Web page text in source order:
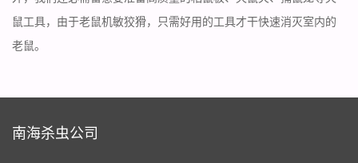
鼠工具，由于老鼠机敏狡猾，只需好用的工具才干快速消灭室内的
老鼠。
南海杀虫公司